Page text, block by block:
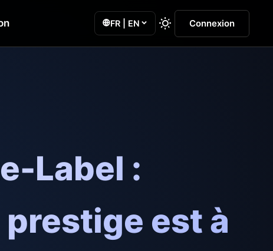
FR | EN Connexion
Label :
est à